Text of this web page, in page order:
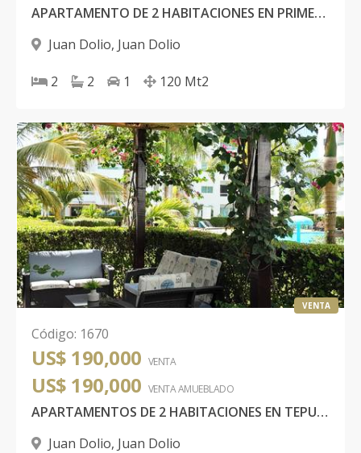
APARTAMENTO DE 2 HABITACIONES EN PRIMERA LÍNEA DE PLAYA, MARBELLA JUAN DOLIO
Juan Dolio, Juan Dolio
2 2 1 120 Mt2
VENTA
Código: 1670
US$ 190,000 VENTA
US$ 190,000 VENTA AMUEBLADO
APARTAMENTOS DE 2 HABITACIONES EN TEPUY JUAN DOLIO
Juan Dolio, Juan Dolio